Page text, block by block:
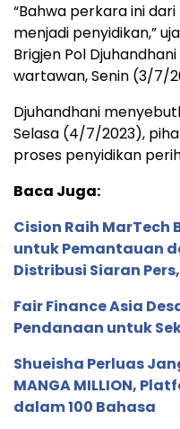
“Bahwa perkara ini
menjadi penyidikan,”
Brigjen Pol
wartawan, Senin (3/7/
Djuhandhani
Selasa (4/7/2023),
proses penyidikan
Baca Juga:
Cision Raih MarTech
untuk Pemantauan
Distribusi Siaran
Fair Finance Asia
Pendanaan untuk
Shueisha Perluas
MANGA MILLION,
dalam 100 Bahasa